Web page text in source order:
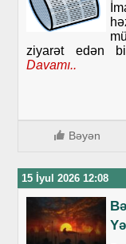
ziyarət edən
Davamı..
Bəyən
15 İyul 2026 12:08